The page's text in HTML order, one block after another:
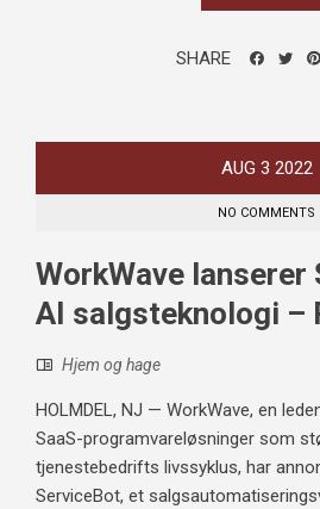
SHARE
AUG 3 2022
NO COMMENTS
WorkWave lanserer
AI salgsteknologi –
Hjem og hage
HOLMDEL, NJ — WorkWave, en
SaaS-programvareløsninger som
tjenestebedrifts livssyklus, har
ServiceBot, et